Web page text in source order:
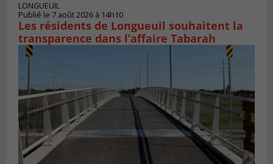
LONGUEUIL
Publié le 7 août 2026 à 14h10
Les résidents de Longueuil souhaitent la
transparence dans l’affaire Tabarah